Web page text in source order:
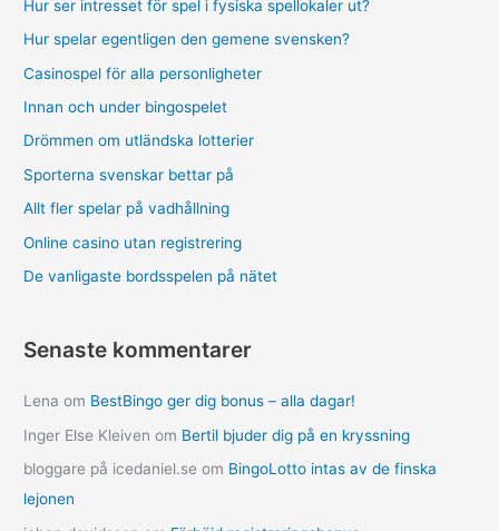
Hur ser intresset för spel i fysiska spellokaler ut?
Hur spelar egentligen den gemene svensken?
Casinospel för alla personligheter
Innan och under bingospelet
Drömmen om utländska lotterier
Sporterna svenskar bettar på
Allt fler spelar på vadhållning
Online casino utan registrering
De vanligaste bordsspelen på nätet
Senaste kommentarer
Lena om BestBingo ger dig bonus – alla dagar!
Inger Else Kleiven om Bertil bjuder dig på en kryssning
bloggare på icedaniel.se om BingoLotto intas av de finska
lejonen